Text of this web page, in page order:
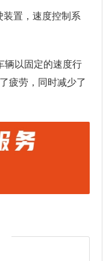
置，速度控制系
辆以固定的速度行
疲劳，同时减少了